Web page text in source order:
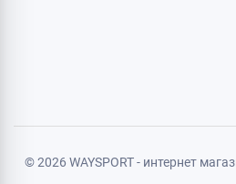
© 2026 WAYSPORT - интернет